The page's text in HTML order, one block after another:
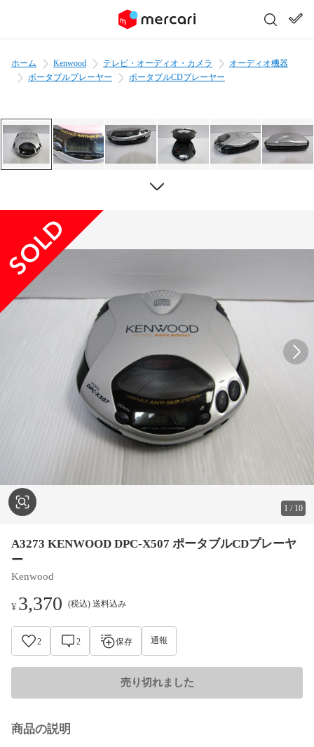
ホーム Kenwood テレビ・オーディオ・カメラ
オーディオ機器
ポータブルプレーヤー
ポータブルCDプレーヤー
1 / 10
A3273 KENWOOD DPC-X507 ポータブルCDプレーヤ
ー
Kenwood
¥3,370 (税込) 送料込み
2 2 保存 通報
売り切れました
商品の説明